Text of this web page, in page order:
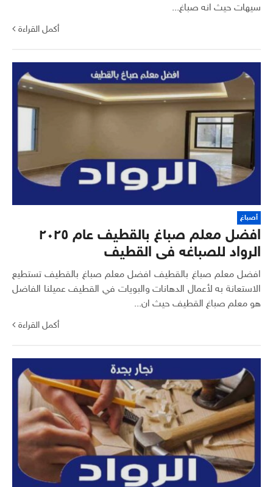
سيهات حيث انه صباغ...
أكمل القراءة
أصباغ
افضل معلم صباغ بالقطيف عام ٢٠٢٥
الرواد للصباغه فى القطيف
افضل معلم صباغ بالقطيف افضل معلم صباغ بالقطيف تستطيع
الاستعانة به لأعمال الدهانات والبويات في القطيف عميلنا الفاضل
هو معلم صباغ القطيف حيث ان...
أكمل القراءة